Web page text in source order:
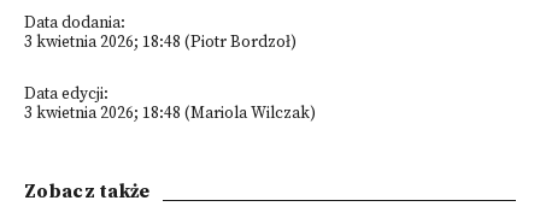
Data dodania:
3 kwietnia 2026; 18:48 (Piotr Bordzoł)
Data edycji:
3 kwietnia 2026; 18:48 (Mariola Wilczak)
Zobacz także